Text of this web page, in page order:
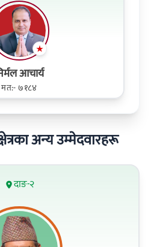
आचार्य
मत:- ७१८४
अन्य उम्मेदवारहरू
दाङ-२